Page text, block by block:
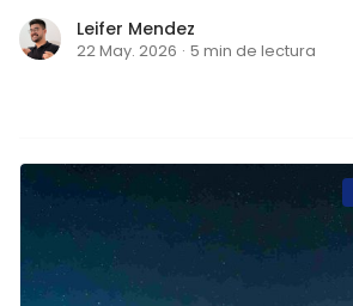
Leifer Mendez
22 May. 2026 · 5 min de lectura